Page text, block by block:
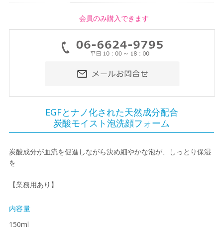
会員のみ購入できます
EGFとナノ化された天然成分配合
炭酸モイスト泡洗顔フォーム
炭酸成分が血流を促進しながら決め細やかな泡が、しっとり保湿
を
【業務用あり】
内容量
150ml